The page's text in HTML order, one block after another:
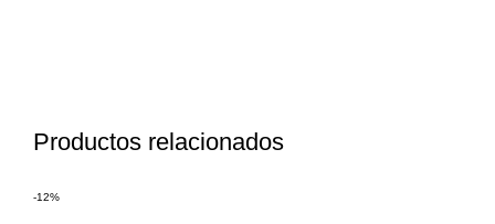
Productos relacionados
-12%